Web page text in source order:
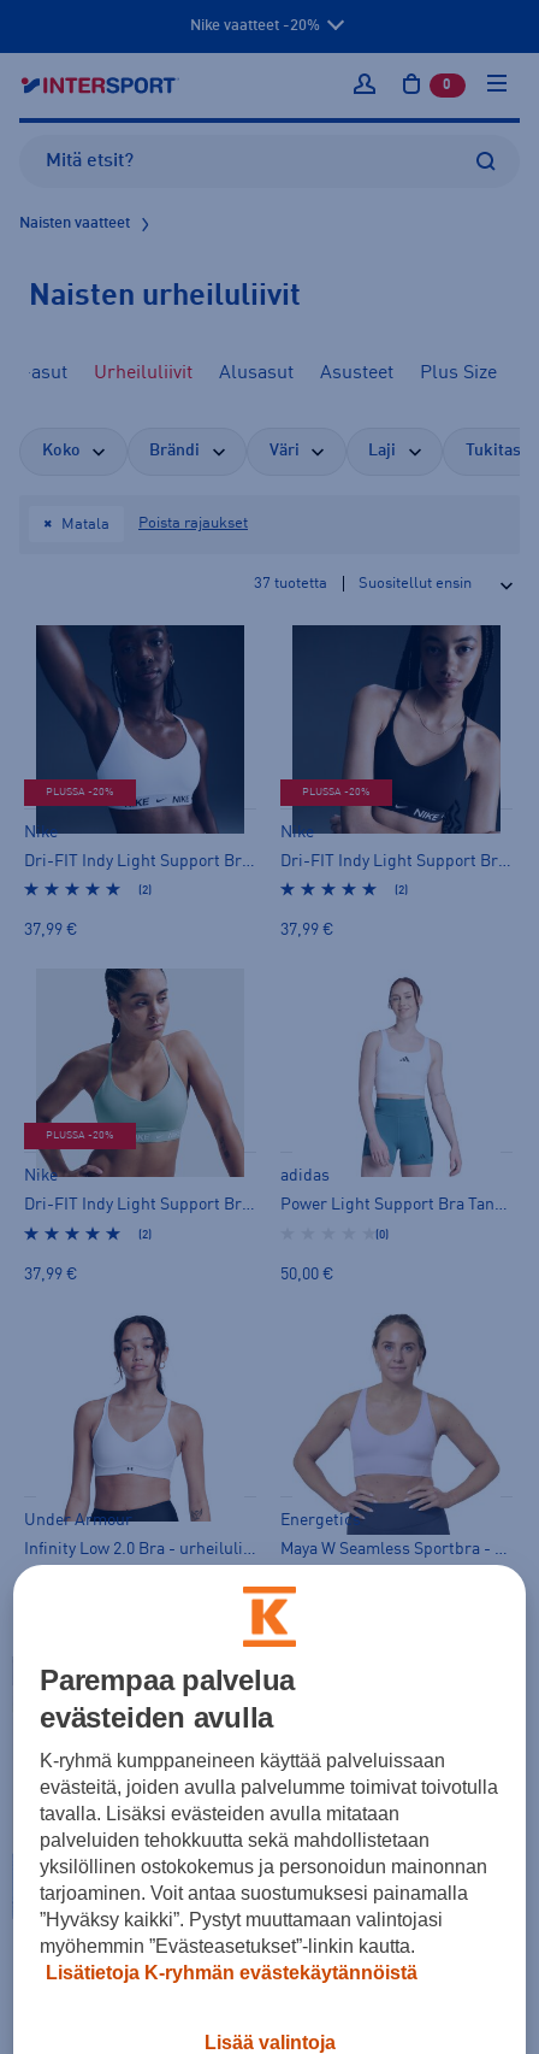
Nike vaatteet -20%
Kirjaudu sisään
0 tuotetta
Naisten vaatteet
Naisten urheiluliivit
asut Urheiluliivit Alusasut Asusteet Plus Size
Koko Brändi Väri Laji Tukitaso
✖ Matala Poista rajaukset
37 tuotetta
PLUSSA -20%
Nike
(2)
37,99 €
PLUSSA -20%
Nike
(2)
37,99 €
PLUSSA -20%
Nike
Dri-FIT Indy Light Support Bra W - urheiluliivit
(2)
37,99 €
adidas
Power Light Support Bra Tank Top - urheiluliivit
(0)
50,00 €
Under Armour
Energetics
Takaisin arkeen ja urheiluun
Parempaa palvelua
evästeiden avulla
K-ryhmä kumppaneineen käyttää palveluissaan
evästeitä, joiden avulla palvelumme toimivat toivotulla
tavalla. Lisäksi evästeiden avulla mitataan
palveluiden tehokkuutta sekä mahdollistetaan
yksilöllinen ostokokemus ja personoidun mainonnan
tarjoaminen. Voit antaa suostumuksesi painamalla
”Hyväksy kaikki”. Pystyt muuttamaan valintojasi
myöhemmin ”Evästeasetukset”-linkin kautta.
Lisätietoja K-ryhmän evästekäytännöistä
Lisää valintoja